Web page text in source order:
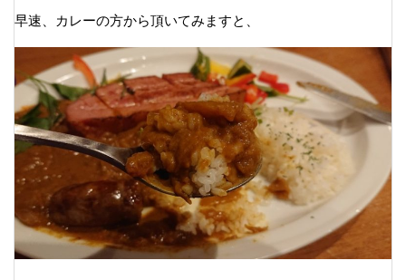
早速、カレーの方から頂いてみますと、